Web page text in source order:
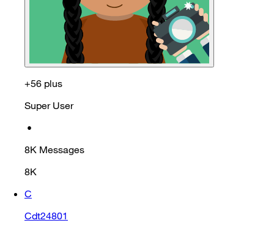
+56 plus
Super User
•
8K Messages
8K
C
Cdt24801